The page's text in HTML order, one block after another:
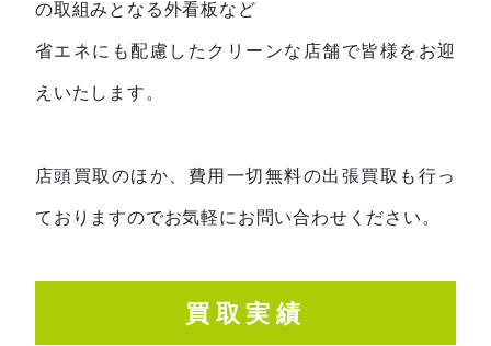
の取組みとなる外看板など
省エネにも配慮したクリーンな店舗で皆様をお迎
えいたします。
店頭買取のほか、費用一切無料の出張買取も行っ
ておりますのでお気軽にお問い合わせください。
買取実績